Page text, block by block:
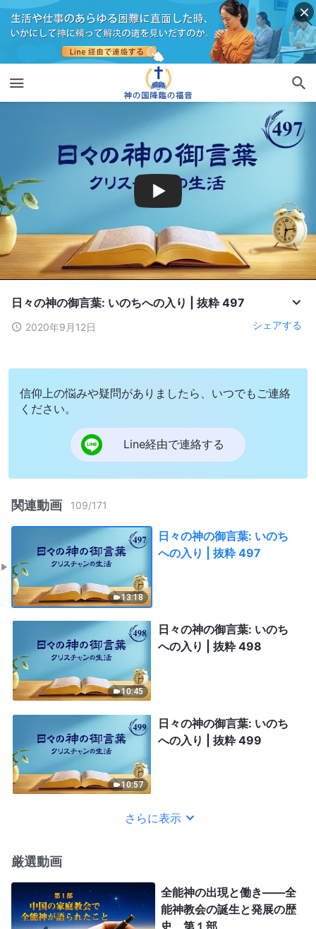
日々の神の御言葉: いのちへの入り | 抜粋 497
2020年9月12日 シェアする
信仰上の悩みや疑問がありましたら、いつでもご連絡
ください。
Line経由で連絡する
関連動画 109/171
13:18
日々の神の御言葉: いのち
への入り | 抜粋 497
10:45
日々の神の御言葉: いのち
への入り | 抜粋 498
10:57
日々の神の御言葉: いのち
への入り | 抜粋 499
さらに表示
厳選動画
全能神の出現と働き——全
能神教会の誕生と発展の歴